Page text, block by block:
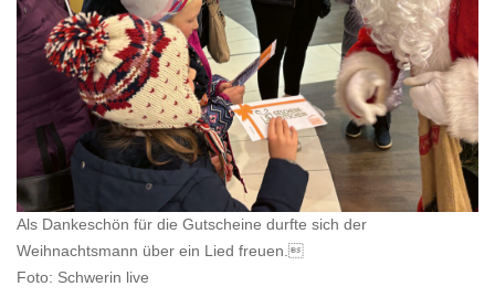
Als Dankeschön für die Gutscheine durfte sich der
Weihnachtsmann über ein Lied freuen.
Foto: Schwerin live